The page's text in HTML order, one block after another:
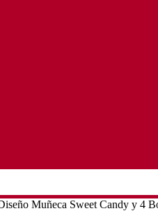
Muñeca Sweet Candy y 4